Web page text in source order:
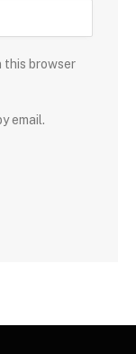
this browser
email.